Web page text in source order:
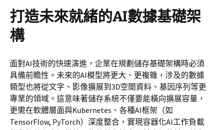
打造未來就緒的AI數據基礎架
構
面對AI技術的快速演進，企業在規劃儲存基礎架構時必須
具備前瞻性。未來的AI模型將更大、更複雜，涉及的數據
類型也將從文字、影像擴展到3D空間資料、基因序列等更
專業的領域。這意味著儲存系統不僅要能橫向擴展容量，
更需在軟體層面與Kubernetes、各種AI框架（如
TensorFlow, PyTorch）深度整合，實現容器化AI工作負載